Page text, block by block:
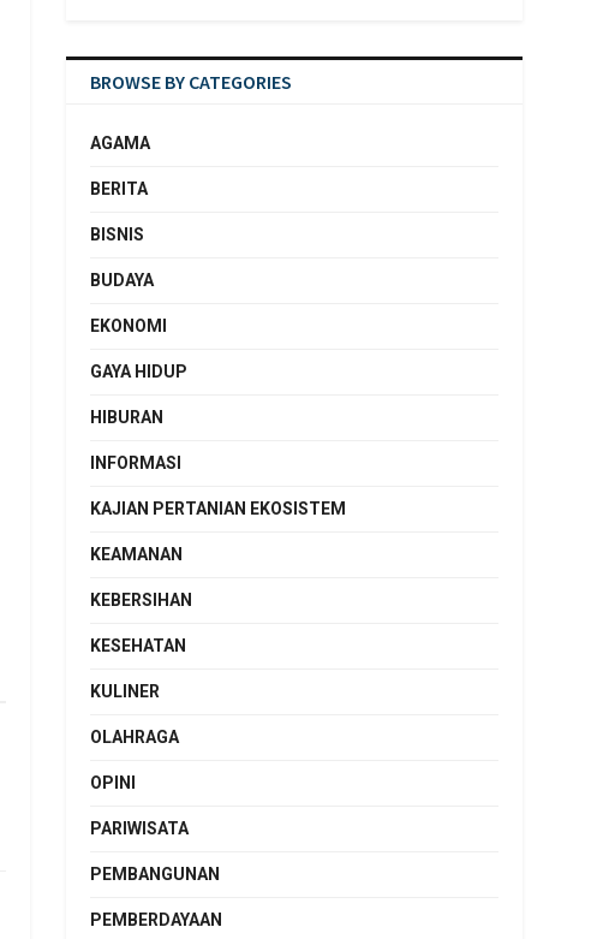
BROWSE BY CATEGORIES
AGAMA
BERITA
BISNIS
BUDAYA
EKONOMI
GAYA HIDUP
HIBURAN
INFORMASI
KAJIAN PERTANIAN EKOSISTEM
KEAMANAN
KEBERSIHAN
KESEHATAN
KULINER
OLAHRAGA
OPINI
PARIWISATA
PEMBANGUNAN
PEMBERDAYAAN